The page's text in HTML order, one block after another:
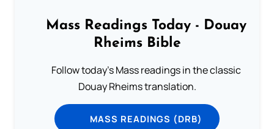
Mass Readings Today - Douay
Rheims Bible
Follow today's Mass readings in the classic
Douay Rheims translation.
MASS READINGS (DRB)